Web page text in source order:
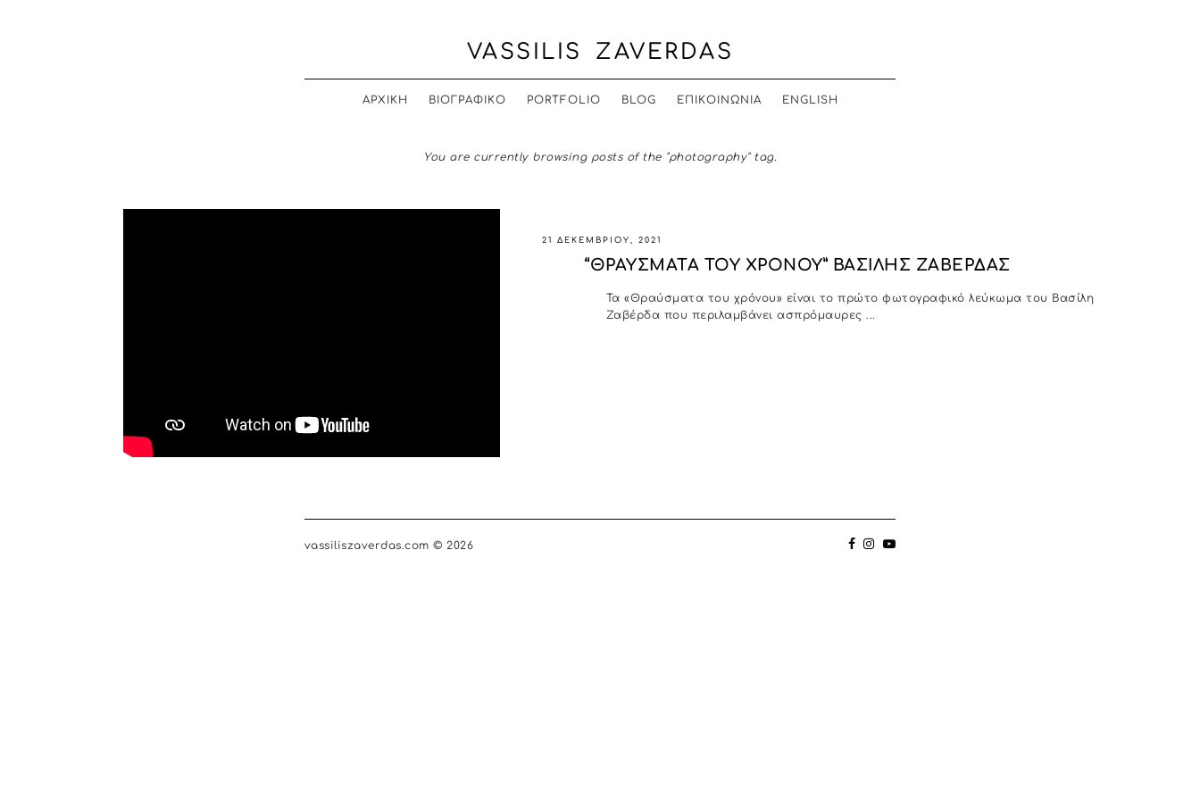
VASSILIS ZAVERDAS
ΑΡΧΙΚΗ ΒΙΟΓΡΑΦΙΚΟ PORTFOLIO BLOG ΕΠΙΚΟΙΝΩΝΙΑ ENGLISH
You are currently browsing posts of the "photography" tag.
21 ΔΕΚΕΜΒΡΊΟΥ, 2021
“ΘΡΑΥΣΜΑΤΑ ΤΟΥ ΧΡΟΝΟΥ” ΒΑΣΙΛΗΣ ΖΑΒΕΡΔΑΣ
Τα «Θραύσματα του χρόνου» είναι το πρώτο φωτογραφικό λεύκωμα του Βασίλη
Ζαβέρδα που περιλαμβάνει ασπρόμαυρες ...
vassiliszaverdas.com © 2026